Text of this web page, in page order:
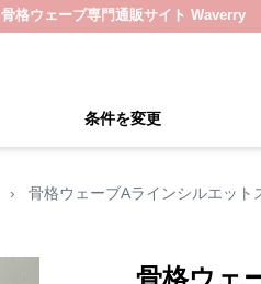
骨格ウェーブ専門通販サイト Waverry
条件を変更
› 骨格ウェーブAラインシルエット
骨格ウェ